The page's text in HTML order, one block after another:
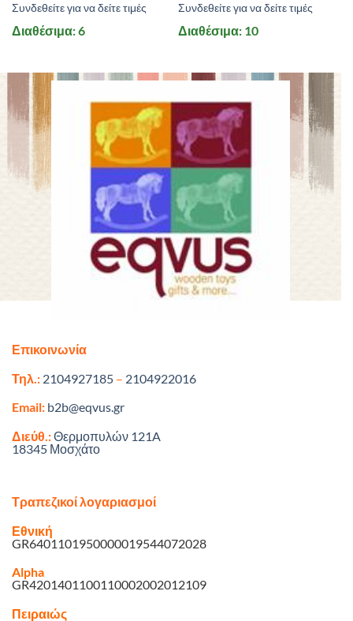
Συνδεθείτε για να δείτε τιμές
Διαθέσιμα: 6
Συνδεθείτε για να δείτε τιμές
Διαθέσιμα: 10
Επικοινωνία
Τηλ.: 2104927185 – 2104922016
Email: b2b@eqvus.gr
Διεύθ.:Θερμοπυλών 121A
18345 Μοσχάτο
Τραπεζικοί λογαριασμοί
Εθνική
GR6401101950000019544072028
Alpha
GR4201401100110002002012109
Πειραιώς